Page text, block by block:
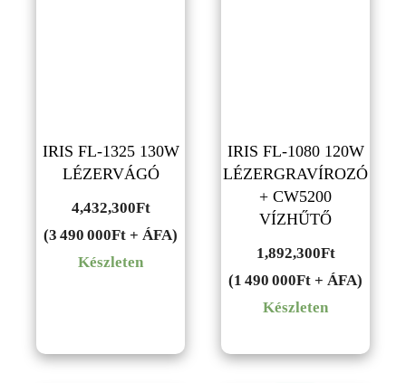
IRIS FL-1325 130W
LÉZERVÁGÓ
4,432,300Ft
(3 490 000Ft + ÁFA)
Készleten
IRIS FL-1080 120W
LÉZERGRAVÍROZÓ
+ CW5200
VÍZHŰTŐ
1,892,300Ft
(1 490 000Ft + ÁFA)
Készleten